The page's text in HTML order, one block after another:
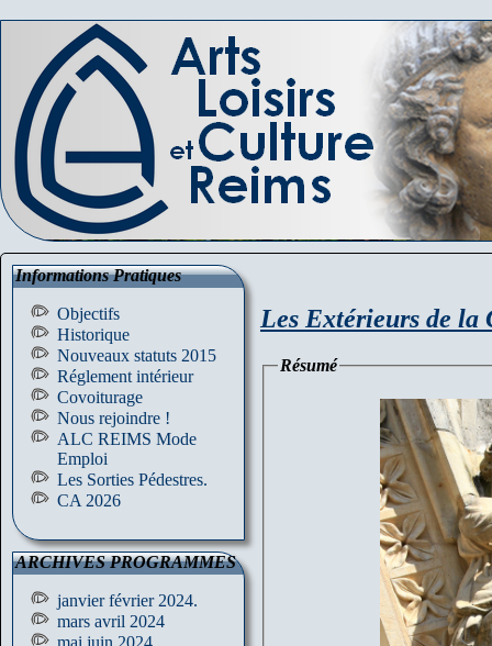
Informations Pratiques
Objectifs
Historique
Nouveaux statuts 2015
Réglement intérieur
Covoiturage
Nous rejoindre !
ALC REIMS Mode
Emploi
Les Sorties Pédestres.
CA 2026
ARCHIVES PROGRAMMES
janvier février 2024.
mars avril 2024
mai juin 2024
Les Extérieurs de la
Résumé